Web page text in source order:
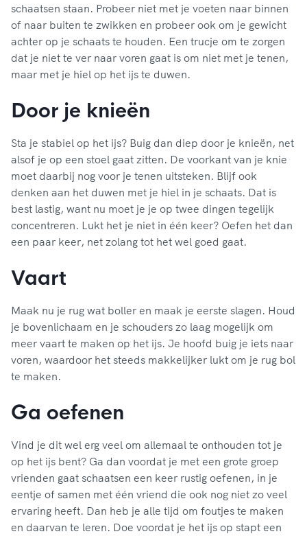
schaatsen staan. Probeer niet met je voeten naar binnen
of naar buiten te zwikken en probeer ook om je gewicht
achter op je schaats te houden. Een trucje om te zorgen
dat je niet te ver naar voren gaat is om niet met je tenen,
maar met je hiel op het ijs te duwen.
Door je knieën
Sta je stabiel op het ijs? Buig dan diep door je knieën, net
alsof je op een stoel gaat zitten. De voorkant van je knie
moet daarbij nog voor je tenen uitsteken. Blijf ook
denken aan het duwen met je hiel in je schaats. Dat is
best lastig, want nu moet je je op twee dingen tegelijk
concentreren. Lukt het je niet in één keer? Oefen het dan
een paar keer, net zolang tot het wel goed gaat.
Vaart
Maak nu je rug wat boller en maak je eerste slagen. Houd
je bovenlichaam en je schouders zo laag mogelijk om
meer vaart te maken op het ijs. Je hoofd buig je iets naar
voren, waardoor het steeds makkelijker lukt om je rug bol
te maken.
Ga oefenen
Vind je dit wel erg veel om allemaal te onthouden tot je
op het ijs bent? Ga dan voordat je met een grote groep
vrienden gaat schaatsen een keer rustig oefenen, in je
eentje of samen met één vriend die ook nog niet zo veel
ervaring heeft. Dan heb je alle tijd om foutjes te maken
en daarvan te leren. Doe voordat je het ijs op stapt een